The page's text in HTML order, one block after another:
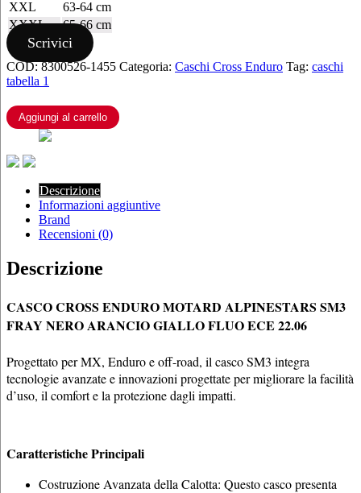
XXL
63-64 cm
XXXL
65-66 cm
Scrivici
COD:8300526-1455 Categoria: Caschi Cross Enduro Tag: caschi
tabella 1
Aggiungi al carrello
Descrizione
Informazioni aggiuntive
Brand
Recensioni (0)
Descrizione
CASCO CROSS ENDURO MOTARD ALPINESTARS SM3
FRAY NERO ARANCIO GIALLO FLUO ECE 22.06
Progettato per MX, Enduro e off-road, il casco SM3 integra
tecnologie avanzate e innovazioni progettate per migliorare la facilità
d’uso, il comfort e la protezione dagli impatti.
Caratteristiche Principali
Costruzione Avanzata della Calotta: Questo casco presenta